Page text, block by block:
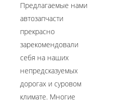
Предлагаемые нами
автозапчасти
прекрасно
зарекомендовали
себя на наших
непредсказуемых
дорогах и суровом
климате.​ Многие